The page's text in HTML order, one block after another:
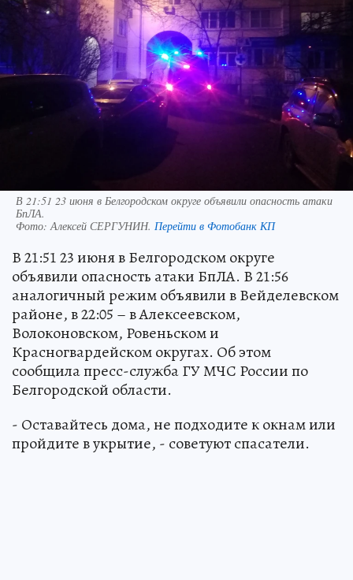
В 21:51 23 июня в Белгородском округе объявили опасность атаки
БпЛА.
Фото:Алексей СЕРГУНИН. Перейти в Фотобанк КП
В 21:51 23 июня в Белгородском округе
объявили опасность атаки БпЛА. В 21:56
аналогичный режим объявили в Вейделевском
районе, в 22:05 – в Алексеевском,
Волоконовском, Ровеньском и
Красногвардейском округах. Об этом
сообщила пресс-служба ГУ МЧС России по
Белгородской области.
- Оставайтесь дома, не подходите к окнам или
пройдите в укрытие, - советуют спасатели.